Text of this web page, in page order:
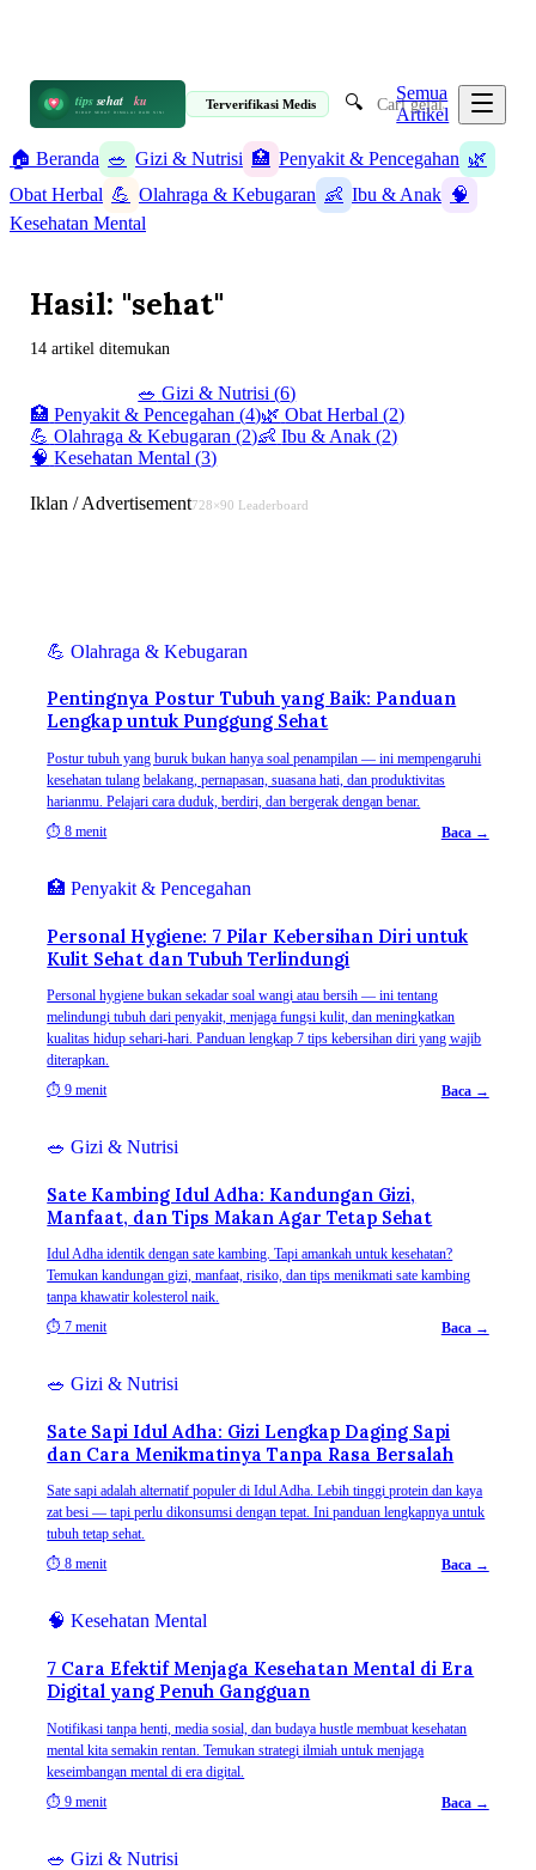
tipssehat ku
HIDUP SEHAT DIMULAI DARI SINI
Terverifikasi Medis 🔍
Semua
Artikel
🏠 Beranda 🥗 Gizi & Nutrisi 🏥 Penyakit & Pencegahan 🌿
Obat Herbal 💪 Olahraga & Kebugaran 👶 Ibu & Anak 🧠
Kesehatan Mental
Hasil: "sehat"
14 artikel ditemukan
🥗 Gizi & Nutrisi (6)
🏥 Penyakit & Pencegahan (4)🌿 Obat Herbal (2)
💪 Olahraga & Kebugaran (2)👶 Ibu & Anak (2)
🧠 Kesehatan Mental (3)
Iklan / Advertisement728×90 Leaderboard
💪 Olahraga & Kebugaran
Pentingnya Postur Tubuh yang Baik: Panduan
Lengkap untuk Punggung Sehat
Postur tubuh yang buruk bukan hanya soal penampilan — ini mempengaruhi
kesehatan tulang belakang, pernapasan, suasana hati, dan produktivitas
harianmu. Pelajari cara duduk, berdiri, dan bergerak dengan benar.
⏱8 menit Baca →
🏥 Penyakit & Pencegahan
Personal Hygiene: 7 Pilar Kebersihan Diri untuk
Kulit Sehat dan Tubuh Terlindungi
Personal hygiene bukan sekadar soal wangi atau bersih — ini tentang
melindungi tubuh dari penyakit, menjaga fungsi kulit, dan meningkatkan
kualitas hidup sehari-hari. Panduan lengkap 7 tips kebersihan diri yang wajib
diterapkan.
⏱9 menit Baca →
🥗 Gizi & Nutrisi
Sate Kambing Idul Adha: Kandungan Gizi,
Manfaat, dan Tips Makan Agar Tetap Sehat
Idul Adha identik dengan sate kambing. Tapi amankah untuk kesehatan?
Temukan kandungan gizi, manfaat, risiko, dan tips menikmati sate kambing
tanpa khawatir kolesterol naik.
⏱7 menit Baca →
🥗 Gizi & Nutrisi
Sate Sapi Idul Adha: Gizi Lengkap Daging Sapi
dan Cara Menikmatinya Tanpa Rasa Bersalah
Sate sapi adalah alternatif populer di Idul Adha. Lebih tinggi protein dan kaya
zat besi — tapi perlu dikonsumsi dengan tepat. Ini panduan lengkapnya untuk
tubuh tetap sehat.
⏱8 menit Baca →
🧠 Kesehatan Mental
7 Cara Efektif Menjaga Kesehatan Mental di Era
Digital yang Penuh Gangguan
Notifikasi tanpa henti, media sosial, dan budaya hustle membuat kesehatan
mental kita semakin rentan. Temukan strategi ilmiah untuk menjaga
keseimbangan mental di era digital.
⏱9 menit Baca →
🥗 Gizi & Nutrisi